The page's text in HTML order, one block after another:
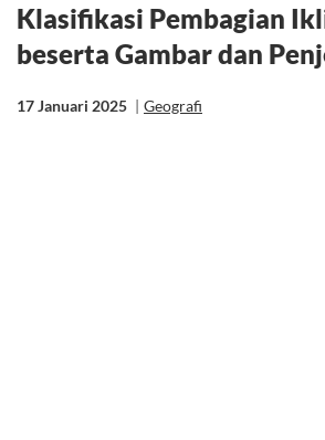
Klasifikasi Pembagian
beserta Gambar dan
17 Januari 2025 | Geografi